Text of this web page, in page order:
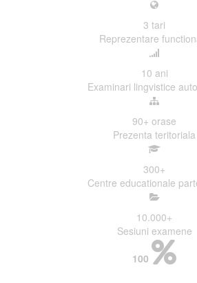
3 tari
Reprezentare
10 ani
Examinari lingvistice
90+ orase
Prezenta teritoriala
300+
Centre educationale
10.000+
Sesiuni examene
100